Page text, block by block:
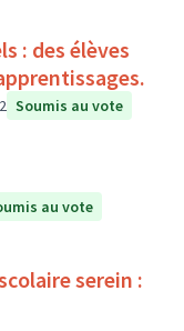
: des élèves
2 Soumis au vote
au vote
serein :